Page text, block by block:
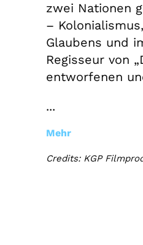
zwei Nationen
–
Glaubens und
Regisseur von
entworfenen
...
Mehr
Credits: KGP